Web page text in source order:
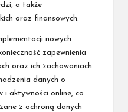
a także
oraz finansowych.
nowych
zapewnienia
oraz ich zachowaniach.
danych o
i aktywności online, co
z ochroną danych